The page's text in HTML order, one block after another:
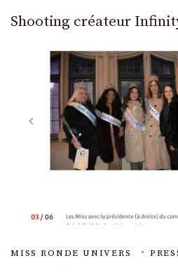
Shooting créateur
MISS RONDE UNIVERS